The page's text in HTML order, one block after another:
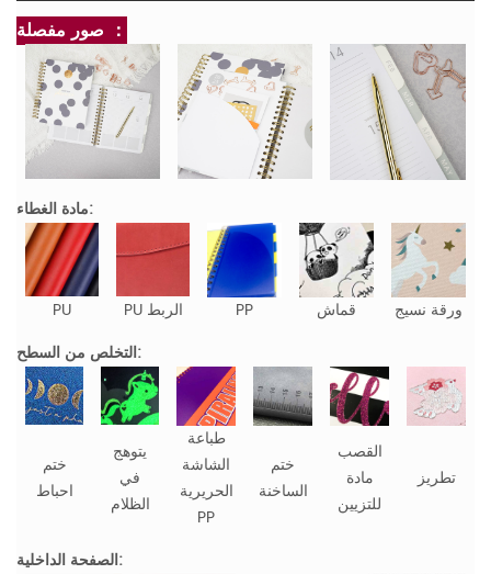
صور مفصلة ：
مادة الغطاء:
PU PU الربط PP قماش
ورقة نسيج
التخلص من السطح:
ختم
احباط
يتوهج
في
الظلام
طباعة
الشاشة
الحريرية
PP
ختم
الساخنة
القصب
مادة
للتزيين
تطريز
الصفحة الداخلية: